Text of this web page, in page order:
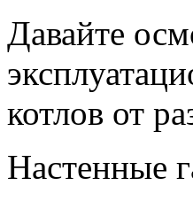
Давайте
котлов от
Настенные